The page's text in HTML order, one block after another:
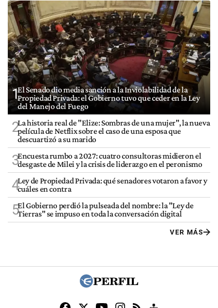
1El Senado dio media sanción a la Inviolabilidad de la
Propiedad Privada: el Gobierno tuvo que ceder en la Ley
del Manejo del Fuego
2La historia real de "Elize: Sombras de una mujer", la nueva
película de Netflix sobre el caso de una esposa que
descuartizó a su marido
3Encuesta rumbo a 2027: cuatro consultoras midieron el
desgaste de Milei y la crisis de liderazgo en el peronismo
4Ley de Propiedad Privada: qué senadores votaron a favor y
cuáles en contra
5El Gobierno perdió la pulseada del nombre: la "Ley de
Tierras" se impuso en toda la conversación digital
VER MÁS